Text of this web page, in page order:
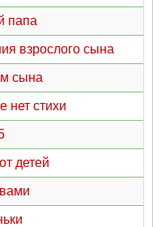
папа
взрослого сына
сына
нет стихи
детей